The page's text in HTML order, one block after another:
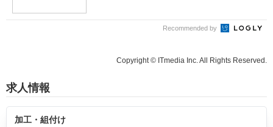
Recommended by
Copyright © ITmedia Inc. All Rights Reserved.
求人情報
加工・組付け